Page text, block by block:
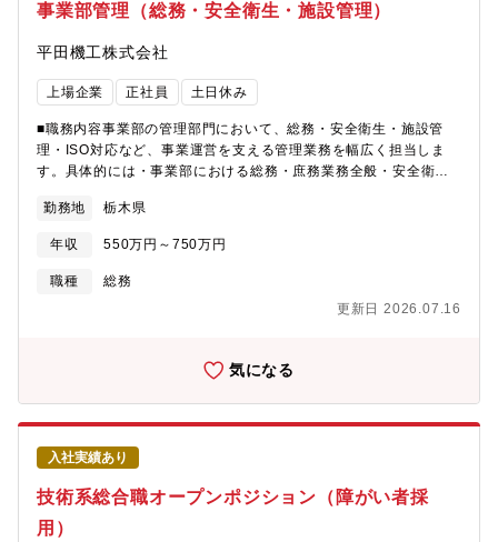
い・リモートワーク制度：週1～2回程度を想定・フレックス制
す。【募集背景】同社の生産拠点戦略部は安定かつ効率的な製品
生産を目指し、グループ内全ての生産拠点の戦略立案と実行を担
っています。中でも国内主力工場である栃木事業所と鹿沼事業所
においては、大型工場建設及び改修のプロジェクトが進捗中で
す。その他事業所においても増産対応等、生産拠点戦略を確実に
進化・進捗させる必要があります。また、中長期的に工場施設及
座で施設企画業務に従事していただける方を募集しています。
のポジションでは、設計・建設の枠を超えて、理想の生産環境を
ー・安全管理など工場運営に関わる最先端の技術やノウハウに触
れながら、自身の専門性をさらに広げていける環境です。【入社
だきます。その後はプロジェクトの主担当として中心的な役割を
視野に入れています。スキルと実績を積み重ねながら、より高い
事業部管理（総務・安全衛生・施設管理）
平田機工株式会社
上場企業 正社員 土日休み
■職務内容事業部の管理部門において、総務・安全衛生・施設管
理・ISO対応など、事業運営を支える管理業務を幅広く担当しま
す。具体的には・事業部における総務・庶務業務全般・安全衛生
屋・設備の保守および更新計画の立案、業者選定、見積取得、工
事・保守対応、官公庁等への各種届出・対応）・セキュリティ管
理（守衛業務の管理・運営）・環境・労働安全マネジメント
（ISO14001、ISO45001に関する活動推進および事務局業務）・
勤務地 栃木県
年収 550万円～750万円
職種
総務
更新日 2026.07.16
気になる
入社実績あり
技術系総合職オープンポジション（障がい者採
用）